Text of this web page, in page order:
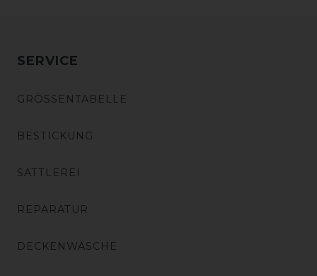
SERVICE
GRÖSSENTABELLE
BESTICKUNG
SATTLEREI
REPARATUR
DECKENWÄSCHE